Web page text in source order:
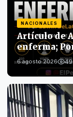
NACIONALES
Artículo de
enferma;
6 agosto 2026 49